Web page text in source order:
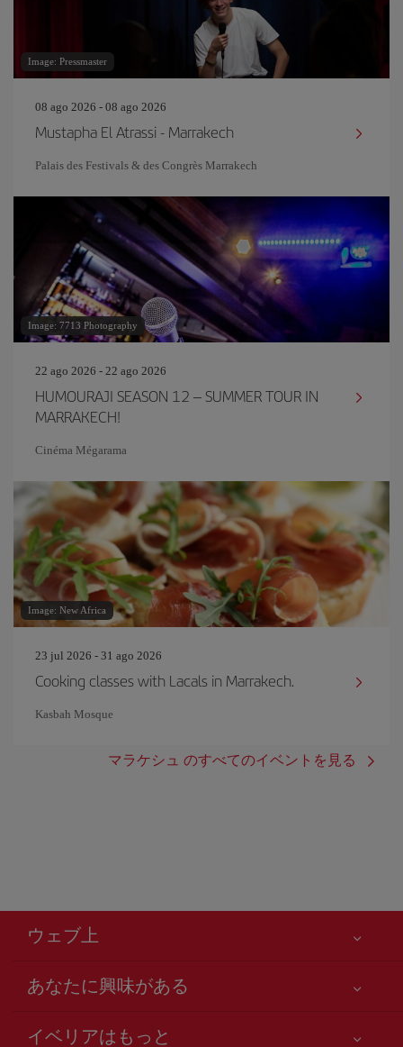
Image: Pressmaster
08 ago 2026 - 08 ago 2026
Mustapha El Atrassi - Marrakech
Palais des Festivals & des Congrès Marrakech
Image: 7713 Photography
22 ago 2026 - 22 ago 2026
HUMOURAJI SEASON 12 – SUMMER TOUR IN
MARRAKECH!
Cinéma Mégarama
Image: New Africa
23 jul 2026 - 31 ago 2026
Cooking classes with Lacals in Marrakech.
Kasbah Mosque
マラケシュ のすべてのイベントを見る
ウェブ上
あなたに興味がある
イベリアはもっと